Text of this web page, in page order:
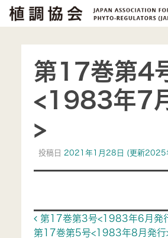
第17巻第4
<1983年7
>
投稿日 2021年1月28日 (更新
Post
第17巻第3号<1983年6月発
第17巻第5号<1983年8月発行